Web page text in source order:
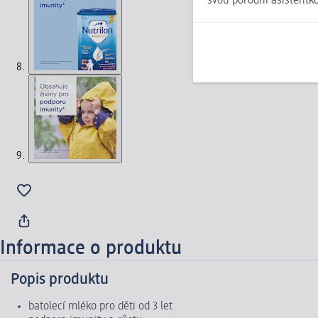
Informace o produktu
Popis produktu
batolecí mléko pro děti od 3 let